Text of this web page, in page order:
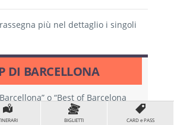
più nel dettaglio i singoli
DI BARCELLONA
o “Best of Barcelona
ideato da Tiqets come lo
BIGLIETTI CARD e PASS